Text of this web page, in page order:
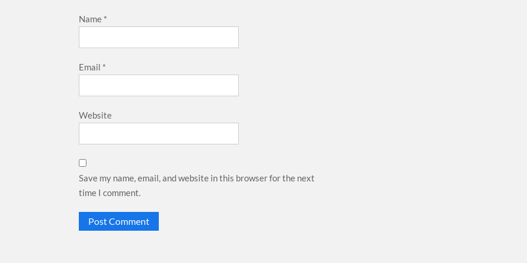
Name *
Email *
Website
Save my name, email, and website in this browser for the next
time I comment.